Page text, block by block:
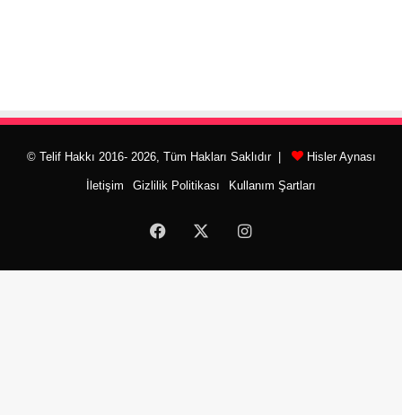
© Telif Hakkı 2016- 2026, Tüm Hakları Saklıdır | Hisler Aynası
İletişim Gizlilik Politikası Kullanım Şartları
Facebook Instagram